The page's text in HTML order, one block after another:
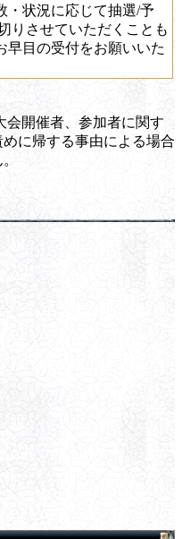
・状況に応じて抽選/予
りさせていただくことも
早目の受付をお願いいた
会開催者、参加者に関す
に帰する事由による場合